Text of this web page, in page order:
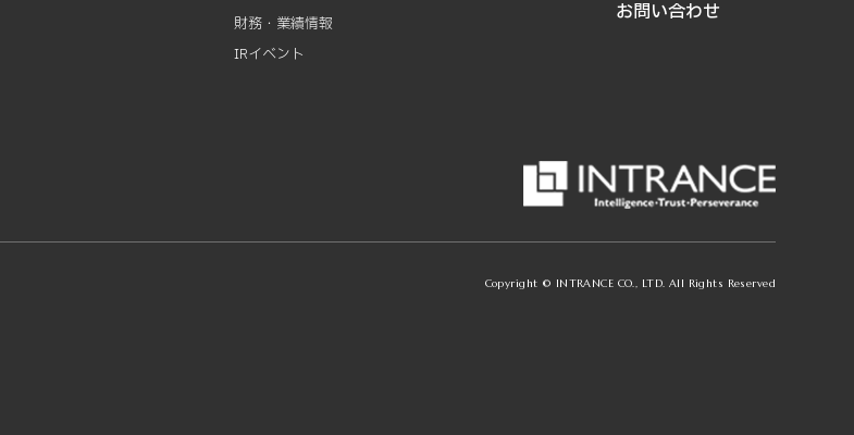
財務・業績情報
IRイベント
お問い合わせ
Copyright © INTRANCE CO., LTD. All Rights Reserved